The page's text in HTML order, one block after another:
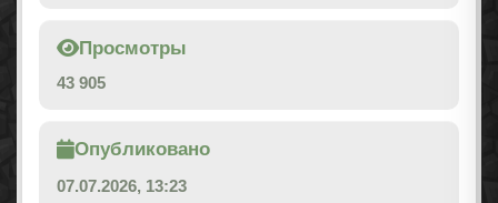
Просмотры
43 905
Опубликовано
07.07.2026, 13:23